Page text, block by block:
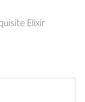
Elixir